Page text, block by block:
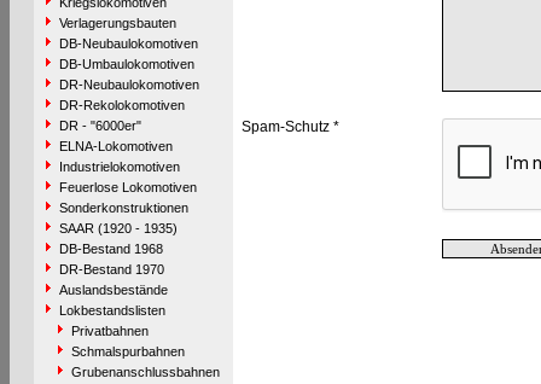
Verlagerungsbauten
DB-Neubaulokomotiven
DB-Umbaulokomotiven
DR-Neubaulokomotiven
DR-Rekolokomotiven
DR - "6000er"
ELNA-Lokomotiven
Industrielokomotiven
Feuerlose Lokomotiven
Sonderkonstruktionen
SAAR (1920 - 1935)
DB-Bestand 1968
DR-Bestand 1970
Auslandsbestände
Lokbestandslisten
Privatbahnen
Schmalspurbahnen
Grubenanschlussbahnen
Spam-Schutz *